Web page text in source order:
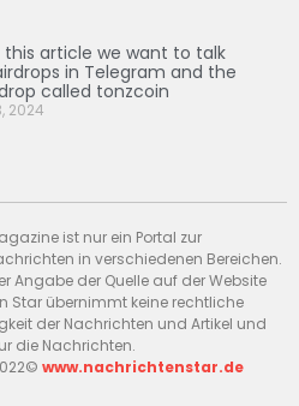
this article we want to talk
in Telegram and the
called tonzcoin
2024
ist nur ein Portal zur
in verschiedenen Bereichen.
Angabe der Quelle auf der Website
Star übernimmt keine rechtliche
der Nachrichten und Artikel und
die Nachrichten.
www.nachrichtenstar.de